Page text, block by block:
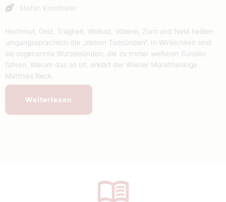
Stefan Kronthaler
Hochmut, Geiz, Trägheit, Wollust, Völlerei, Zorn und Neid heißen
umgangssprachlich die „sieben Todsünden“. In Wirklichkeit sind
sie sogenannte Wurzelsünden, die zu immer weiteren Sünden
führen. Warum das so ist, erklärt der Wiener Moraltheologe
Matthias Beck.
Weiterlesen